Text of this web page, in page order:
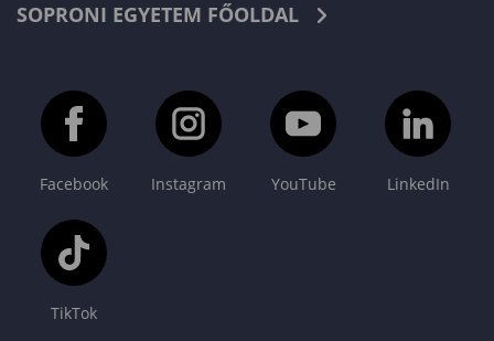
SOPRONI EGYETEM FŐOLDAL
Facebook Instagram YouTube LinkedIn
TikTok